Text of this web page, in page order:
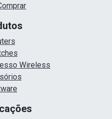
Wireless